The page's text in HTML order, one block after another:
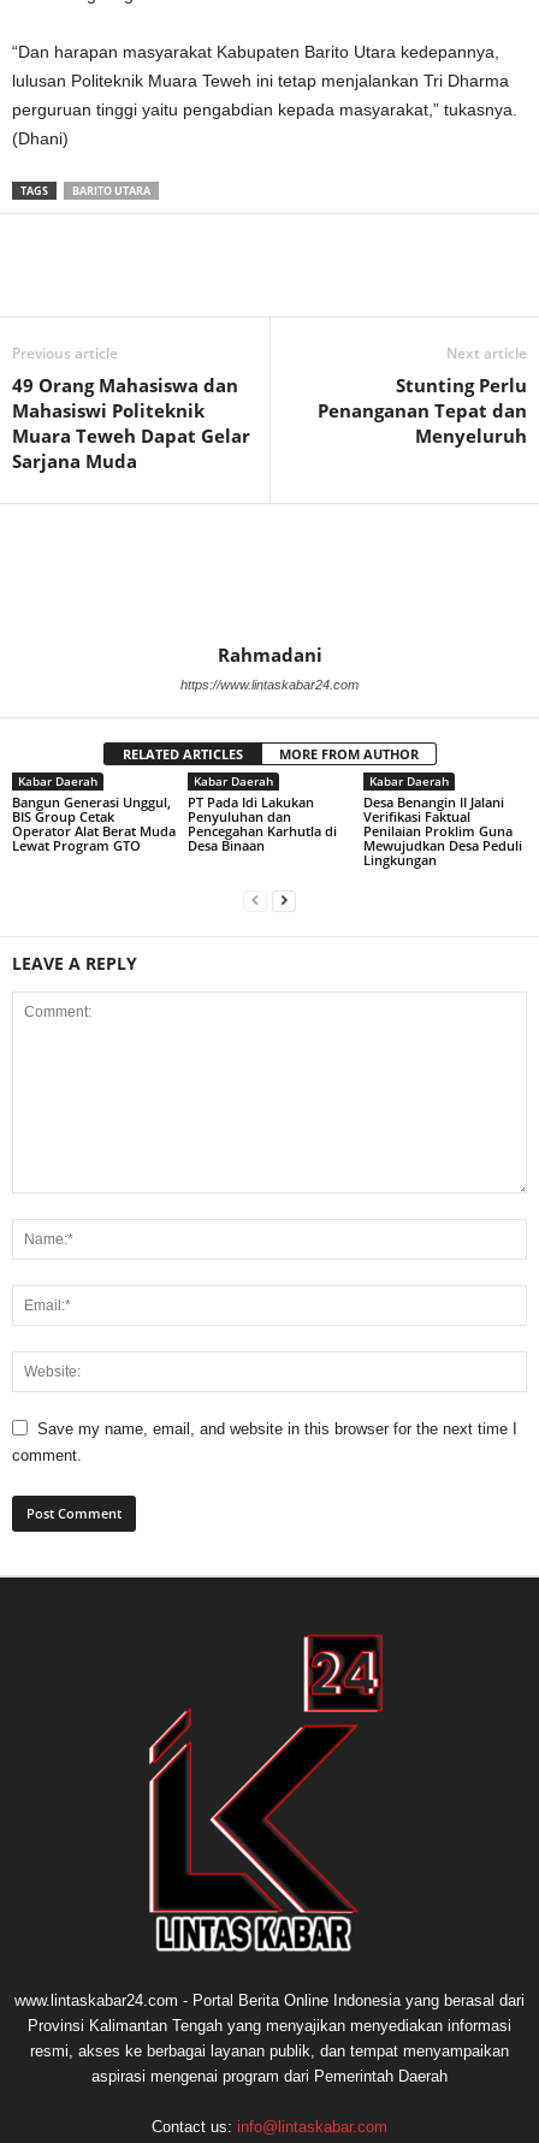
“Dan harapan masyarakat Kabupaten Barito Utara kedepannya,
lulusan Politeknik Muara Teweh ini tetap menjalankan Tri Dharma
perguruan tinggi yaitu pengabdian kepada masyarakat,” tukasnya.
(Dhani)
TAGS BARITO UTARA
Previous article
49 Orang Mahasiswa dan
Mahasiswi Politeknik
Muara Teweh Dapat Gelar
Sarjana Muda
Next article
Stunting Perlu
Penanganan Tepat dan
Menyeluruh
Rahmadani
https://www.lintaskabar24.com
RELATED ARTICLES MORE FROM AUTHOR
Kabar Daerah
Bangun Generasi Unggul,
BIS Group Cetak
Operator Alat Berat Muda
Lewat Program GTO
Kabar Daerah
PT Pada Idi Lakukan
Penyuluhan dan
Pencegahan Karhutla di
Desa Binaan
Kabar Daerah
Desa Benangin II Jalani
Verifikasi Faktual
Penilaian Proklim Guna
Mewujudkan Desa Peduli
Lingkungan
LEAVE A REPLY
Save my name, email, and website in this browser for the next time I
comment.
www.lintaskabar24.com - Portal Berita Online Indonesia yang berasal dari
Provinsi Kalimantan Tengah yang menyajikan menyediakan informasi
resmi, akses ke berbagai layanan publik, dan tempat menyampaikan
aspirasi mengenai program dari Pemerintah Daerah
Contact us: info@lintaskabar.com